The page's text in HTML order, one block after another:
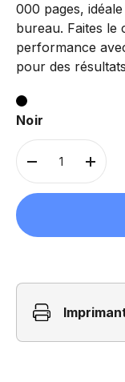
000 pages,
bureau. Faites le
performance
pour des
Noir
-